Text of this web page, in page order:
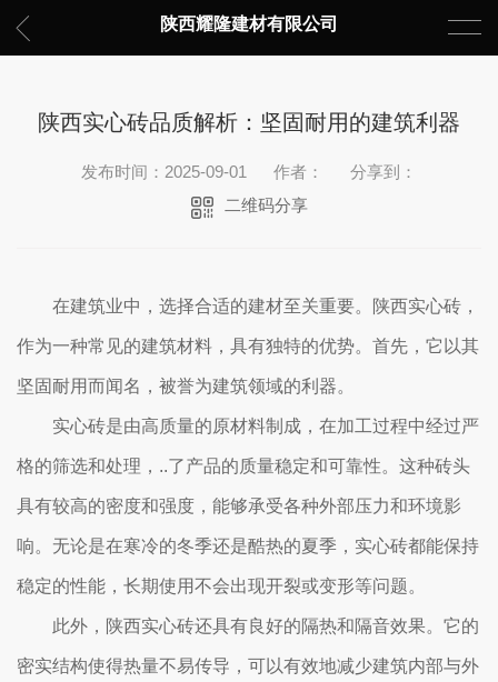
陕西耀隆建材有限公司
陕西实心砖品质解析：坚固耐用的建筑利器
发布时间：2025-09-01 作者：
分享到：
二维码分享
在建筑业中，选择合适的建材至关重要。陕西实心砖，
作为一种常见的建筑材料，具有独特的优势。首先，它以其
坚固耐用而闻名，被誉为建筑领域的利器。
实心砖是由高质量的原材料制成，在加工过程中经过严
格的筛选和处理，..了产品的质量稳定和可靠性。这种砖头
具有较高的密度和强度，能够承受各种外部压力和环境影
响。无论是在寒冷的冬季还是酷热的夏季，实心砖都能保持
稳定的性能，长期使用不会出现开裂或变形等问题。
此外，陕西实心砖还具有良好的隔热和隔音效果。它的
密实结构使得热量不易传导，可以有效地减少建筑内部与外